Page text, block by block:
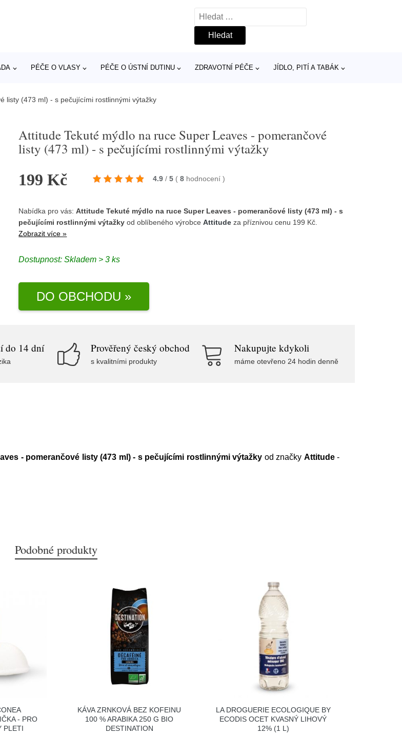
Vyhledávání
PÉČE O VLASY PÉČE O ÚSTNÍ DUTINU ZDRAVOTNÍ PÉČE JÍDLO, PITÍ A TABÁK
listy (473 ml) - s pečujícími rostlinnými výtažky
Attitude Tekuté mýdlo na ruce Super Leaves - pomerančové
listy (473 ml) - s pečujícími rostlinnými výtažky
199 Kč 4.9 / 5 ( 8 hodnocení)
Nabídka pro vás:Attitude Tekuté mýdlo na ruce Super Leaves - pomerančové listy (473 ml) - s
pečujícími rostlinnými výtažky od oblíbeného výrobceAttitude za příznivou cenu 199 Kč.
Zobrazit více »
Dostupnost:Skladem > 3 ks
DO OBCHODU »
do 14 dní Prověřený český obchod
s kvalitními produkty
Nakupujte kdykoli
máme otevřeno 24 hodin denně
- pomerančové listy (473 ml) - s pečujícími rostlinnými výtažky od značky Attitude-
Podobné produkty
- PRO
PLETI
KÁVA ZRNKOVÁ BEZ KOFEINU
100 % ARABIKA 250 G BIO
DESTINATION
LA DROGUERIE ECOLOGIQUE BY
ECODIS OCET KVASNÝ LIHOVÝ
12% (1 L)